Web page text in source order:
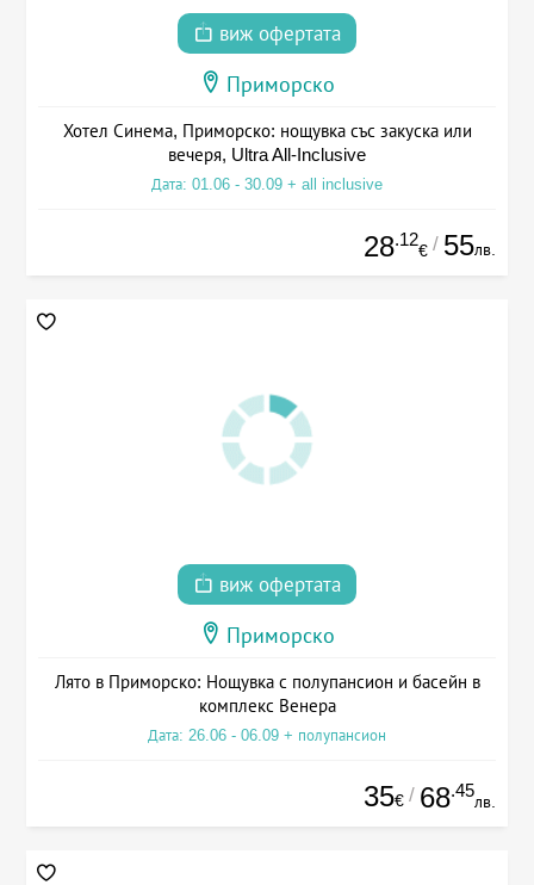
виж офертата
Приморско
Хотел Синема, Приморско: нощувка със закуска или
вечеря, Ultra All-Inclusive
Дата: 01.06 - 30.09 + all inclusive
28.12
€ / 55лв.
виж офертата
Приморско
Лято в Приморско: Нощувка с полупансион и басейн в
комплекс Венера
Дата: 26.06 - 06.09 + полупансион
35€ / 68.45
лв.